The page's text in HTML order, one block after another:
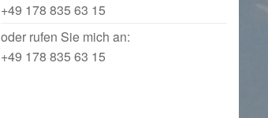
+49 178 835 63 15
oder rufen Sie mich an:
+49 178 835 63 15